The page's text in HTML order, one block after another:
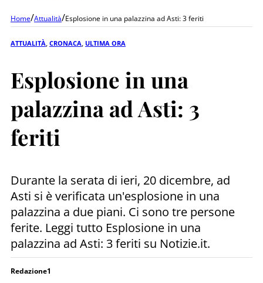
Home/Attualità/Esplosione in una palazzina ad Asti: 3 feriti
ATTUALITÀ CRONACA ULTIMA ORA
Esplosione in una
palazzina ad Asti: 3
feriti
Durante la serata di ieri, 20 dicembre, ad
Asti si è verificata un'esplosione in una
palazzina a due piani. Ci sono tre persone
ferite. Leggi tutto Esplosione in una
palazzina ad Asti: 3 feriti su Notizie.it.
Redazione1